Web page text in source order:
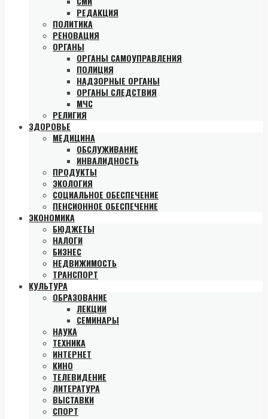
РЕДАКЦИЯ
ПОЛИТИКА
РЕНОВАЦИЯ
ОРГАНЫ
ОРГАНЫ САМОУПРАВЛЕНИЯ
ПОЛИЦИЯ
НАДЗОРНЫЕ ОРГАНЫ
ОРГАНЫ СЛЕДСТВИЯ
МЧС
РЕЛИГИЯ
ЗДОРОВЬЕ
МЕДИЦИНА
ОБСЛУЖИВАНИЕ
ИНВАЛИДНОСТЬ
ПРОДУКТЫ
ЭКОЛОГИЯ
СОЦИАЛЬНОЕ ОБЕСПЕЧЕНИЕ
ПЕНСИОННОЕ ОБЕСПЕЧЕНИЕ
ЭКОНОМИКА
БЮДЖЕТЫ
НАЛОГИ
БИЗНЕС
НЕДВИЖИМОСТЬ
ТРАНСПОРТ
КУЛЬТУРА
ОБРАЗОВАНИЕ
ЛЕКЦИИ
СЕМИНАРЫ
НАУКА
ТЕХНИКА
ИНТЕРНЕТ
КИНО
ТЕЛЕВИДЕНИЕ
ЛИТЕРАТУРА
ВЫСТАВКИ
СПОРТ